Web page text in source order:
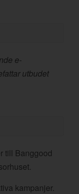
e-
utbudet
till Banggood
kampanjer.